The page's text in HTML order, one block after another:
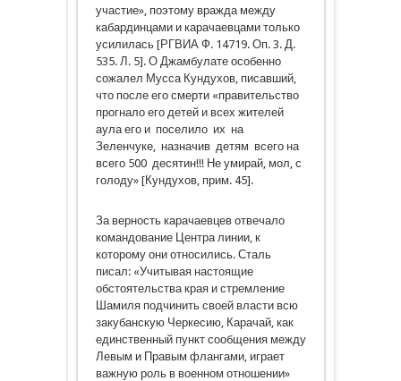
участие», поэтому вражда между
кабардинцами и карачаевцами только
усилилась [РГВИА Ф. 14719. Оп. 3. Д.
535. Л. 5]. О Джамбулате особенно
сожалел Мусса Кундухов, писавший,
что после его смерти «правительство
прогнало его детей и всех жителей
аула его и поселило их на
Зеленчуке, назначив детям всего на
всего 500 десятин!!! Не умирай, мол, с
голоду» [Кундухов, прим. 45].
За верность карачаевцев отвечало
командование Центра линии, к
которому они относились. Сталь
писал: «Учитывая настоящие
обстоятельства края и стремление
Шамиля подчинить своей власти всю
закубанскую Черкесию, Карачай, как
единственный пункт сообщения между
Левым и Правым флангами, играет
важную роль в военном отношении»